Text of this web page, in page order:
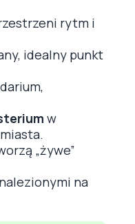
rytm i
idealny punkt
w
„żywe”
na